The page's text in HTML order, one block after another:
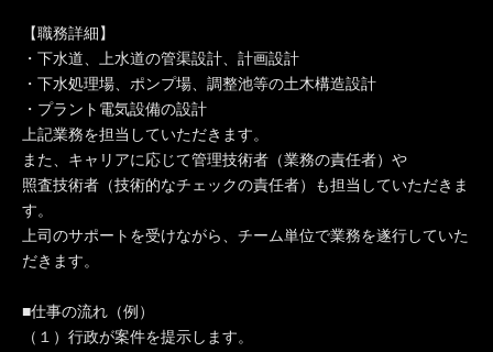
【職務詳細】
・下水道、上水道の管渠設計、計画設計
・下水処理場、ポンプ場、調整池等の土木構造設計
・プラント電気設備の設計
上記業務を担当していただきます。
また、キャリアに応じて管理技術者（業務の責任者）や
照査技術者（技術的なチェックの責任者）も担当していただきま
す。
上司のサポートを受けながら、チーム単位で業務を遂行していた
だきます。
■仕事の流れ（例）
（１）行政が案件を提示します。